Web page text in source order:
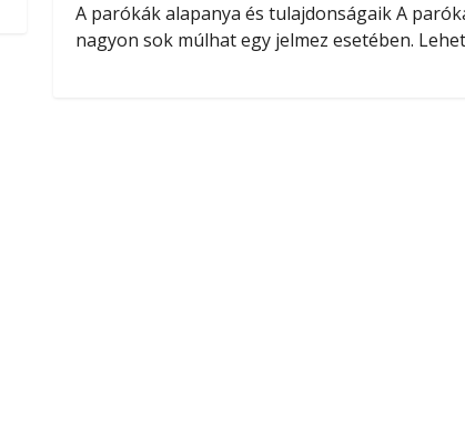
A parókák alapanya és tulajdonságaik A
nagyon sok múlhat egy jelmez esetében.